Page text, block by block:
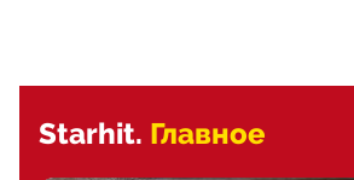
Starhit. Главное